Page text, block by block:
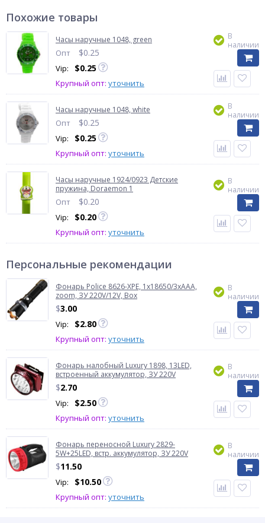
Похожие товары
Часы наручные 1048, green
Опт $0.25
Vip: $0.25
Крупный опт: уточнить
В
наличии
Часы наручные 1048, white
Опт $0.25
Vip: $0.25
Крупный опт: уточнить
В
наличии
Часы наручные 1924/0923 Детские
пружина, Doraemon 1
Опт $0.20
Vip: $0.20
Крупный опт: уточнить
В
наличии
Персональные рекомендации
Фонарь Police 8626-XPE, 1х18650/3xAAA,
zoom, ЗУ 220V/12V, Box
$3.00
Vip: $2.80
Крупный опт: уточнить
В
наличии
Фонарь налобный Luxury 1898, 13LED,
встроенный аккумулятор, ЗУ 220V
$2.70
Vip: $2.50
Крупный опт: уточнить
В
наличии
Фонарь переносной Luxury 2829-
5W+25LED, встр. аккумулятор, ЗУ 220V
$11.50
Vip: $10.50
Крупный опт: уточнить
В
наличии